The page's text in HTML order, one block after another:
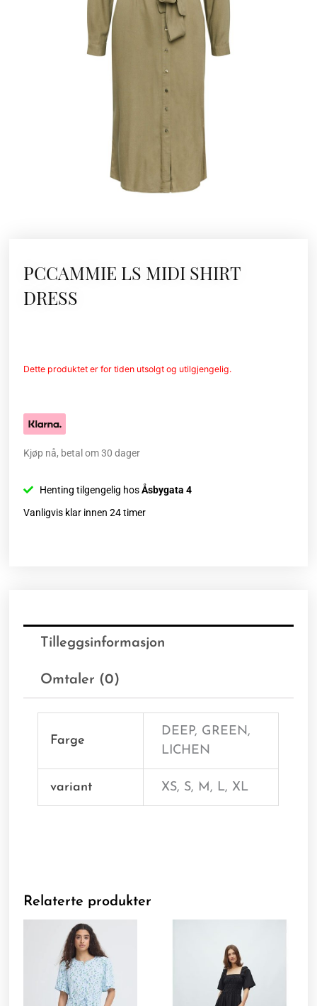
PCCAMMIE LS MIDI SHIRT
DRESS
Dette produktet er for tiden utsolgt og utilgjengelig.
Kjøp nå, betal om 30 dager
Henting tilgengelig hosÅsbygata 4
Vanligvis klar innen 24 timer
Tilleggsinformasjon
Omtaler (0)
Farge
DEEP, GREEN,
LICHEN
variant XS, S, M, L, XL
Relaterte produkter